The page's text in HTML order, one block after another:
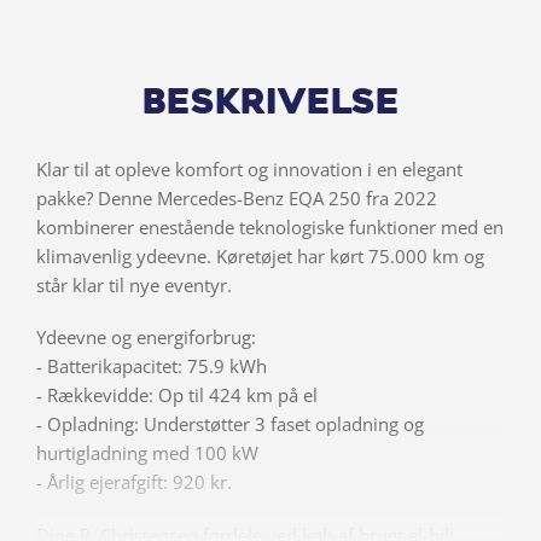
Beskrivelse
Klar til at opleve komfort og innovation i en elegant
pakke? Denne Mercedes-Benz EQA 250 fra 2022
kombinerer enestående teknologiske funktioner med en
klimavenlig ydeevne. Køretøjet har kørt 75.000 km og
står klar til nye eventyr.
Ydeevne og energiforbrug:
- Batterikapacitet: 75.9 kWh
- Rækkevidde: Op til 424 km på el
- Opladning: Understøtter 3 faset opladning og
hurtigladning med 100 kW
- Årlig ejerafgift: 920 kr.